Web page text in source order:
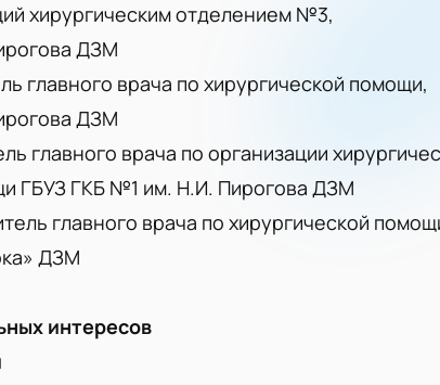
хирургическим отделением №3,
ДЗМ
главного врача по хирургической помощи,
ДЗМ
главного врача по организации
ГБУЗ ГКБ №1 им. Н.И. Пирогова ДЗМ
главного врача по хирургической
ДЗМ
интересов